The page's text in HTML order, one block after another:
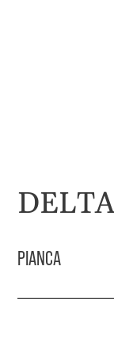
PIANCA